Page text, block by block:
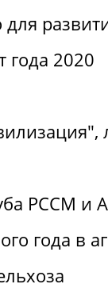
для
года 2020
РССМ и
года в